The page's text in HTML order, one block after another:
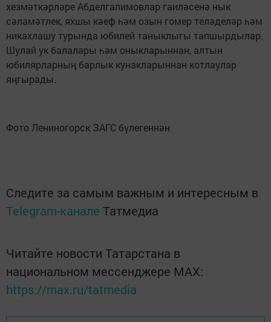
хезмәткәрләре Абделгалимовлар гаиләсенә нык
сәламәтлек, яхшы кәеф һәм озын гомер теләделәр һәм
никахлашу турында юбилей таныклыгы тапшырдылар.
Шулай ук балалары һәм оныкларыннан, алтын
юбилярларның барлык кунакларыннан котлаулар
яңгырады.
Фото Лениногорск ЗАГС бүлегеннән
Следите за самым важным и интересным в
Telegram-канале Татмедиа
Читайте новости Татарстана в
национальном мессенджере MАХ:
https://max.ru/tatmedia